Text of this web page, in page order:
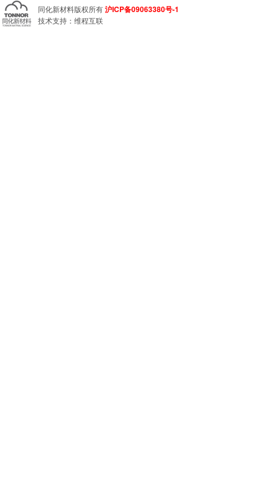
同化新材料版权所有 沪ICP备09063380号-1
技术支持： 维程互联